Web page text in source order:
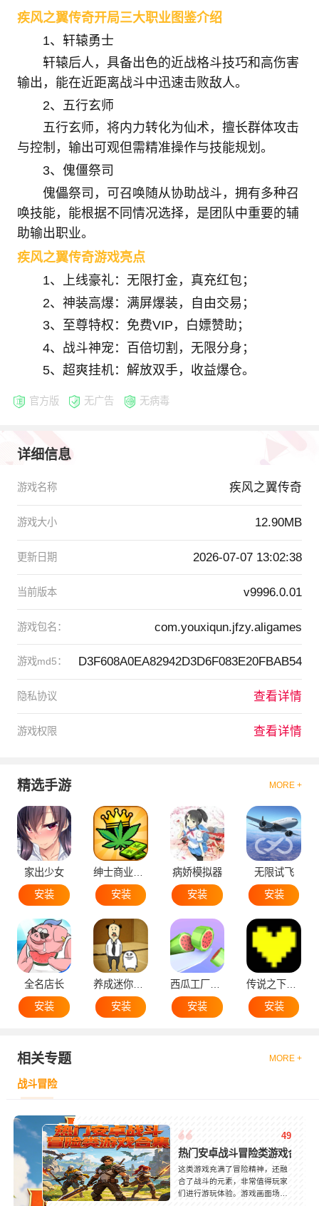
疾风之翼传奇开局三大职业图鉴介绍
1、轩辕勇士
轩辕后人，具备出色的近战格斗技巧和高伤害
输出，能在近距离战斗中迅速击败敌人。
2、五行玄师
五行玄师，将内力转化为仙术，擅长群体攻击
与控制，输出可观但需精准操作与技能规划。
3、傀僵祭司
傀儡祭司，可召唤随从协助战斗，拥有多种召
唤技能，能根据不同情况选择，是团队中重要的辅
助输出职业。
疾风之翼传奇游戏亮点
1、上线豪礼：无限打金，真充红包；
2、神装高爆：满屏爆装，自由交易；
3、至尊特权：免费VIP，白嫖赞助；
4、战斗神宠：百倍切割，无限分身；
5、超爽挂机：解放双手，收益爆仓。
官方版 无广告 无病毒
详细信息
游戏名称 疾风之翼传奇
游戏大小 12.90MB
更新日期 2026-07-07 13:02:38
当前版本 v9996.0.01
游戏包名： com.youxiqun.jfzy.aligames
游戏md5： D3F608A0EA82942D3D6F083E20FBAB54
隐私协议 查看详情
游戏权限 查看详情
精选手游 MORE +
家出少女
安装
安装
病娇模拟器
安装
无限试飞
安装
全名店长
安装
安装
安装
安装
相关专题 MORE +
战斗冒险
49
热门安卓战斗冒险类游戏合集
这类游戏充满了冒险精神，还融
合了战斗的元素，非常值得玩家
们进行游玩体验。游戏画面场景